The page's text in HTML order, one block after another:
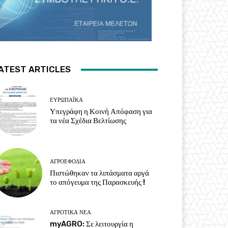
ARTICLES
ΕΥΡΩΠΑΪΚΆ
Υπεγράφη η Κοινή Απόφαση για
τα νέα Σχέδια Βελτίωσης
ΑΓΡΟΕΦΌΔΙΑ
Πιστώθηκαν τα λιπάσματα αργά
το απόγευμα της Παρασκευής !
ΑΓΡΟΤΙΚΆ ΝΈΑ
myAGRO: Σε λειτουργία η